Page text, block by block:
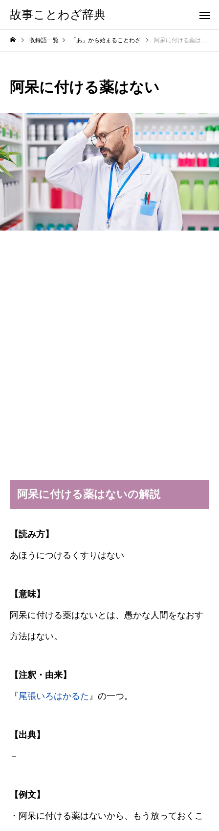
故事ことわざ辞典
収録語一覧 「あ」から始まることわざ 阿呆に付ける薬はない
阿呆に付ける薬はない
阿呆に付ける薬はないの解説
【読み方】
あほうにつけるくすりはない
【意味】
阿呆に付ける薬はないとは、愚かな人間をなおす
方法はない。
【注釈・由来】
『尾張いろはかるた 』の一つ。
【出典】
－
【例文】
・阿呆に付ける薬はないから、もう放っておくこ